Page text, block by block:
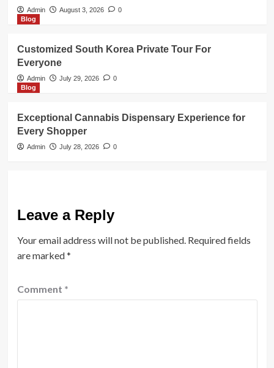
Admin August 3, 2026
0
Blog
Customized South Korea Private Tour For
Everyone
Admin July 29, 2026
0
Blog
Exceptional Cannabis Dispensary Experience for
Every Shopper
Admin July 28, 2026 0
Leave a Reply
Your email address will not be published. Required fields
are marked*
Comment *